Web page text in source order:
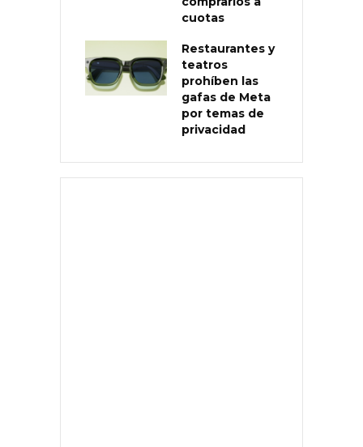
cuotas
Restaurantes y
teatros
prohíben las
gafas de Meta
por temas de
privacidad